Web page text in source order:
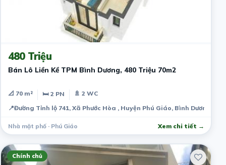
480 Triệu
Bán Lô Liền Kề TPM Bình Dương, 480 Triệu 70m2
📐 70 m² 🛏 2 PN
🚿 2 WC
📍Đường Tỉnh lộ 741, Xã Phước Hòa , Huyện Phú Giáo, Bình Dương
Nhà mặt phố · Phú Giáo Xem chi tiết →
Chính chủ